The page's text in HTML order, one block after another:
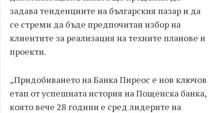
задава тенденциите на българския пазар и да
се стреми да бъде предпочитан избор на
клиентите за реализация на техните планове и
проекти.
„Придобиването на Банка Пиреос е нов ключов
етап от успешната история на Пощенска банка,
която вече 28 години е сред лидерите на